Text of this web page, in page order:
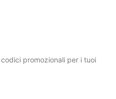
promozionali per i tuoi